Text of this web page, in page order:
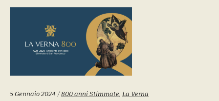
5 Gennaio 2024 Tags:
800 anni Stimmate La Verna